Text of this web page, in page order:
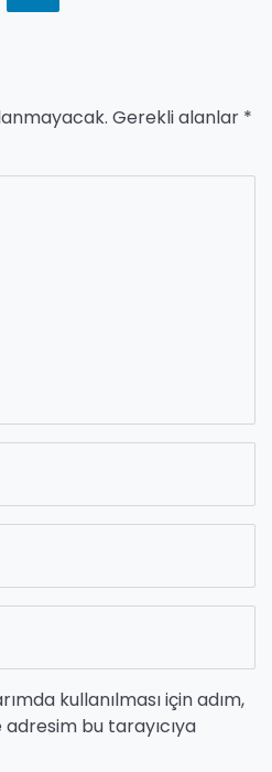
Gerekli alanlar *
kullanılması için adım,
bu tarayıcıya